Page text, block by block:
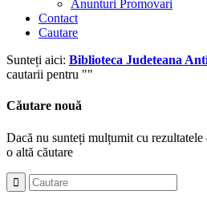
Anunturi Promovari
Contact
Cautare
Sunteți aici: Biblioteca Judeteana
cautarii pentru ""
Căutare nouă
Dacă nu sunteți mulțumit cu rezultatele
o altă căutare